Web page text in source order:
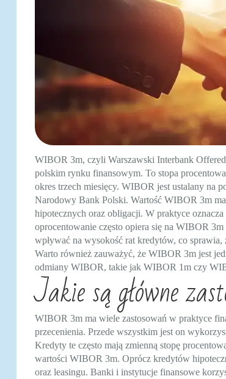
WIBOR 3m, czyli Warszawski Interbank
polskim rynku finansowym. To stopa
okres trzech miesięcy. WIBOR jest ustalany na
Narodowy Bank Polski. Wartość WIBOR 3m
hipotecznych oraz obligacji. W praktyce
oprocentowanie często opiera się na WIBOR
wpływać na wysokość rat kredytów, co
Warto również zauważyć, że WIBOR 3m jest
odmiany WIBOR, takie jak WIBOR 1m czy
Jakie są główne
WIBOR 3m ma wiele zastosowań w praktyce
przecenienia. Przede wszystkim jest on
Kredyty te często mają zmienną stopę
wartości WIBOR 3m. Oprócz kredytów
oraz leasingu. Banki i instytucje finansowe